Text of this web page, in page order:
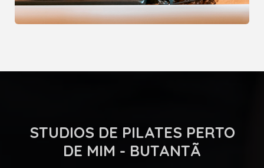
STUDIOS DE PILATES PERTO
DE MIM - BUTANTÃ